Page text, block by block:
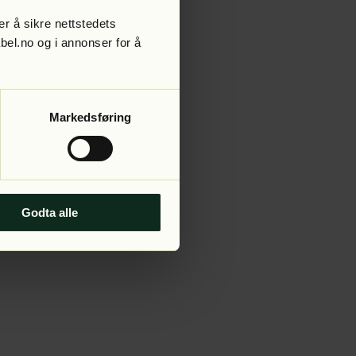
å sikre nettstedets
og i annonser for å
Markedsføring
Godta alle